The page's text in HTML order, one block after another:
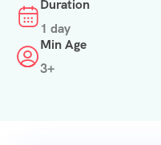
Duration
1 day
Min Age
3+